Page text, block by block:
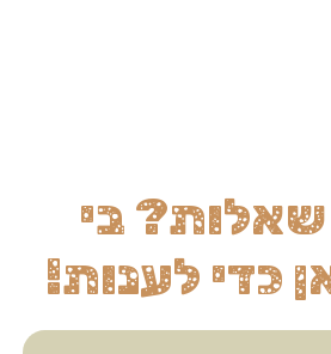
שאלות?בי
כדי לענות!